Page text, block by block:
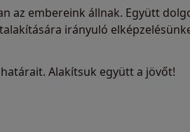
az embereink állnak. Együtt
irányuló
Alakítsuk együtt a jövőt!